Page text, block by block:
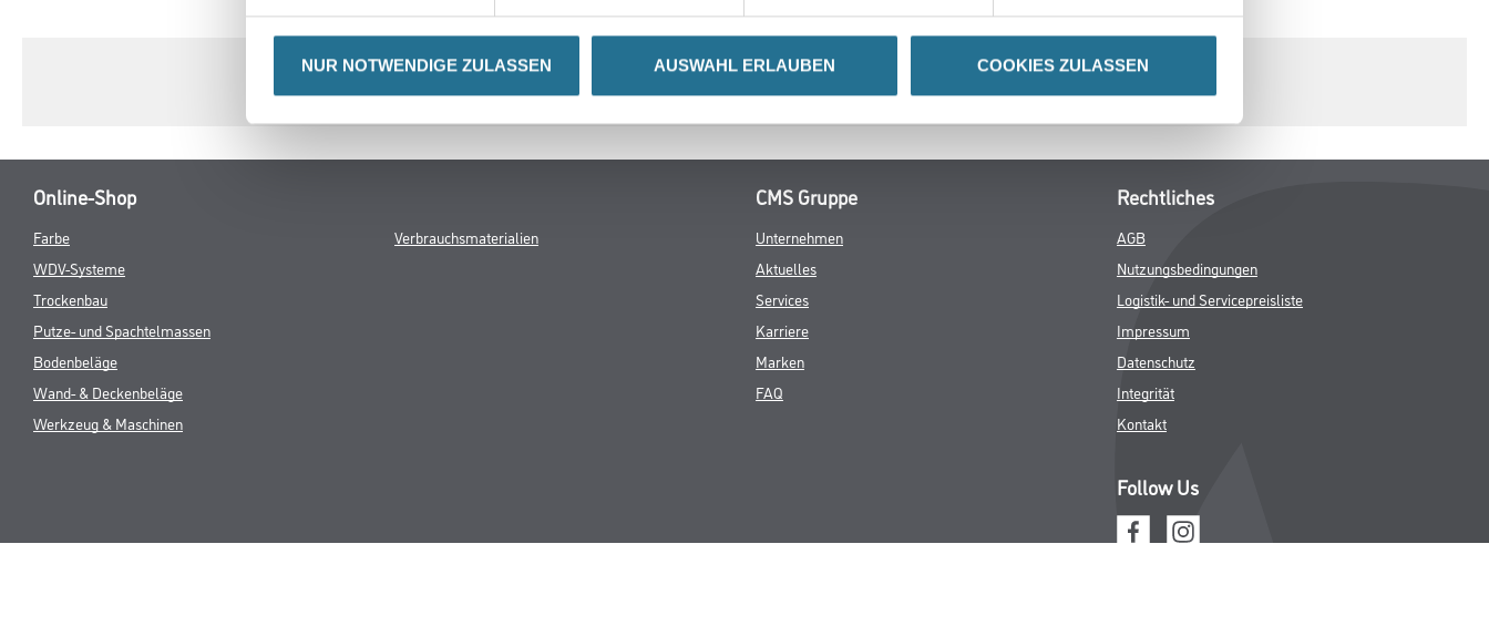
NUR NOTWENDIGE ZULASSEN AUSWAHL ERLAUBEN COOKIES ZULASSEN
TAB:
Online-Shop
Farbe
WDV-Systeme
Trockenbau
Putze- und Spachtelmassen
Bodenbeläge
Wand- & Deckenbeläge
Werkzeug & Maschinen
Verbrauchsmaterialien
CMS Gruppe
Unternehmen
Aktuelles
Services
Karriere
Marken
FAQ
Rechtliches
AGB
Nutzungsbedingungen
Logistik- und Servicepreisliste
Impressum
Datenschutz
Integrität
Kontakt
Follow Us